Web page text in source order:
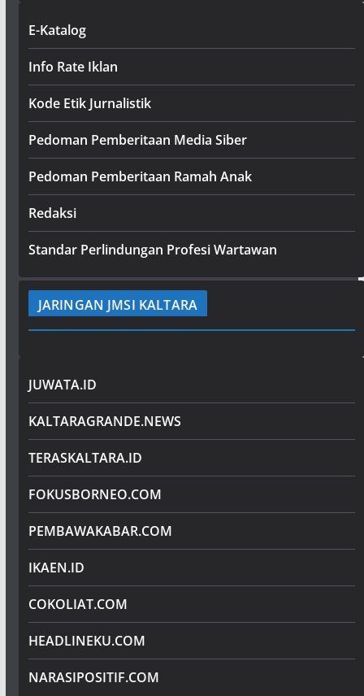
E-Katalog
Info Rate Iklan
Kode Etik Jurnalistik
Pedoman Pemberitaan Media Siber
Pedoman Pemberitaan Ramah Anak
Redaksi
Standar Perlindungan Profesi Wartawan
JARINGAN JMSI KALTARA
JUWATA.ID
KALTARAGRANDE.NEWS
TERASKALTARA.ID
FOKUSBORNEO.COM
PEMBAWAKABAR.COM
IKAEN.ID
COKOLIAT.COM
HEADLINEKU.COM
NARASIPOSITIF.COM